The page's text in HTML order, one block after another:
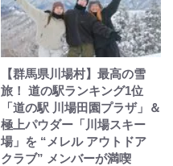
【群馬県川場村】最高の雪
旅！ 道の駅ランキング1位
「道の駅 川場田園プラザ」＆
極上パウダー「川場スキー
場」を “メレル アウトドア
クラブ” メンバーが満喫